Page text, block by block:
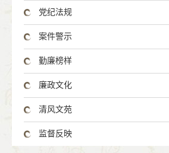
党纪法规
案件警示
勤廉榜样
廉政文化
清风文苑
监督反映